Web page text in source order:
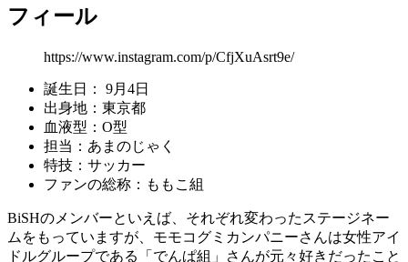
フィール
https://www.instagram.com/p/CfjXuAsrt9e/
誕生日： 9月4日
出身地：東京都
血液型：O型
担当：あまのじゃく
特技：サッカー
ファンの総称：ももこ組
BiSHのメンバーといえば、それぞれ変わったステージネー
ムをもっていますが、モモコグミカンパニーさんは女性アイ
ドルグループである「でんぱ組」さんが元々好きだったこと